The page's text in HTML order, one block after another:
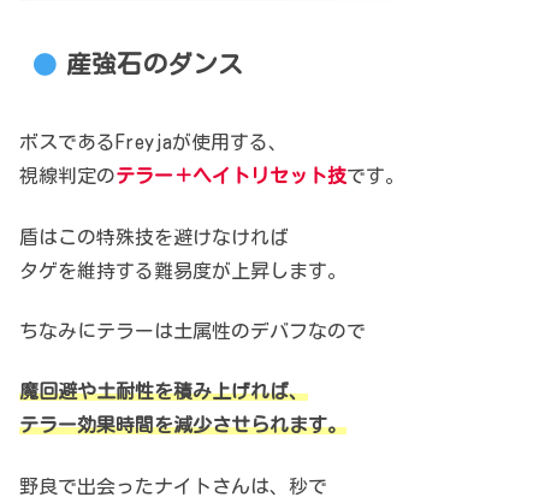
産強石のダンス
ボスであるFreyjaが使用する、
視線判定のテラー＋ヘイトリセット技です。
盾はこの特殊技を避けなければ
タゲを維持する難易度が上昇します。
ちなみにテラーは土属性のデバフなので
魔回避や土耐性を積み上げれば、
テラー効果時間を減少させられます。
野良で出会ったナイトさんは、秒で